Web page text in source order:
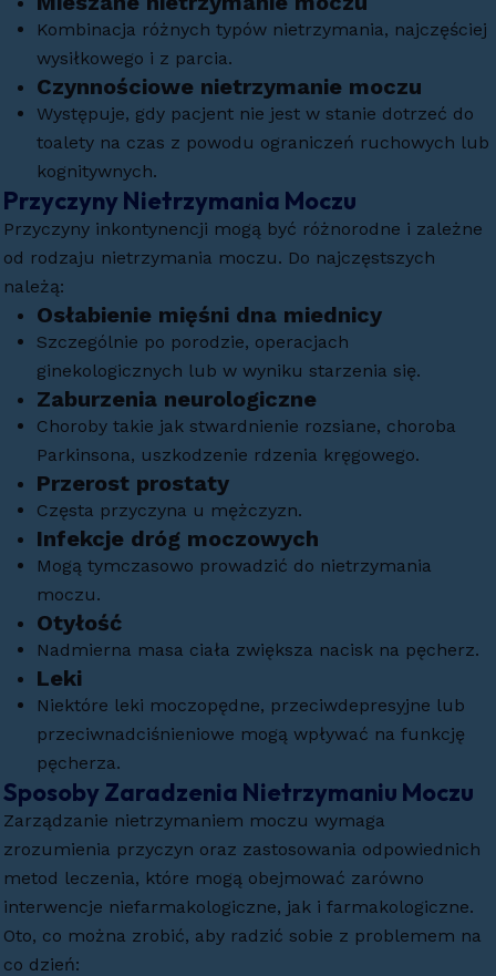
Kombinacja różnych typów nietrzymania, najczęściej
wysiłkowego i z parcia.
Czynnościowe nietrzymanie moczu
Występuje, gdy pacjent nie jest w stanie dotrzeć do
toalety na czas z powodu ograniczeń ruchowych lub
kognitywnych.
Przyczyny Nietrzymania Moczu
Przyczyny inkontynencji mogą być różnorodne i zależne
od rodzaju nietrzymania moczu. Do najczęstszych
należą:
Osłabienie mięśni dna miednicy
Szczególnie po porodzie, operacjach
ginekologicznych lub w wyniku starzenia się.
Zaburzenia neurologiczne
Choroby takie jak stwardnienie rozsiane, choroba
Parkinsona, uszkodzenie rdzenia kręgowego.
Przerost prostaty
Częsta przyczyna u mężczyzn.
Infekcje dróg moczowych
Mogą tymczasowo prowadzić do nietrzymania
moczu.
Otyłość
Nadmierna masa ciała zwiększa nacisk na pęcherz.
Leki
Niektóre leki moczopędne, przeciwdepresyjne lub
przeciwnadciśnieniowe mogą wpływać na funkcję
pęcherza.
Sposoby Zaradzenia Nietrzymaniu Moczu
Zarządzanie nietrzymaniem moczu wymaga
zrozumienia przyczyn oraz zastosowania odpowiednich
metod leczenia, które mogą obejmować zarówno
interwencje niefarmakologiczne, jak i farmakologiczne.
Oto, co można zrobić, aby radzić sobie z problemem na
co dzień: